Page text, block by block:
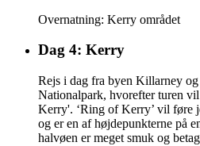
Overnatning: Kerry området
Dag 4: Kerry
Rejs i dag fra byen Killarney
Nationalpark, hvorefter turen
Kerry'. ‘Ring of Kerry’ vil føre
og er en af højdepunkterne på
halvøen er meget smuk og